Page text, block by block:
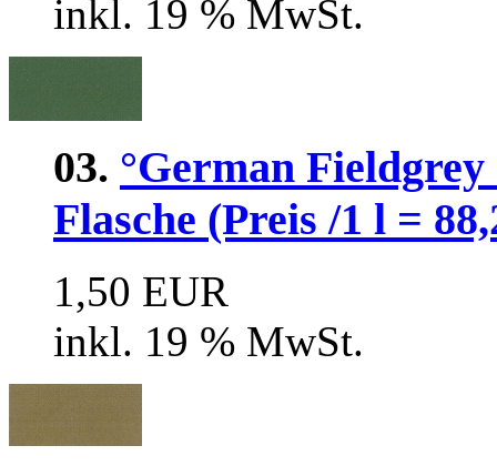
inkl. 19 % MwSt.
03. °German
Flasche (Preis /1 l =
1,50 EUR
inkl. 19 % MwSt.